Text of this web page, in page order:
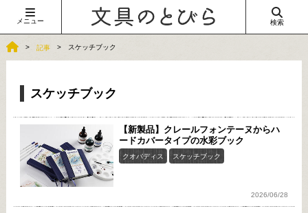
メニュー 検索
記事 スケッチブック
スケッチブック
【新製品】クレールフォンテーヌからハ
ードカバータイプの水彩ブック
クオバディス スケッチブック
2026/06/28